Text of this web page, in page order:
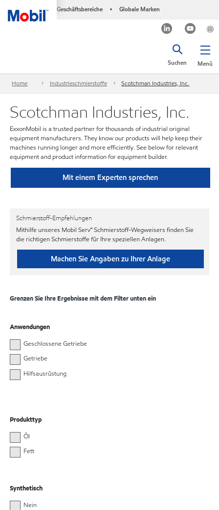
Geschäftsbereiche • Globale Marken
Menü
Suchen
Home Industrieschmierstoffe Scotchman Industries, Inc.
Scotchman Industries, Inc.
ExxonMobil is a trusted partner for thousands of industrial original
equipment manufacturers. They know our products will help keep their
machines running longer and more efficiently. See below for relevant
equipment and product information for equipment builder.
Mit einem Experten sprechen
Schmierstoff-Empfehlungen
Mithilfe unseres Mobil Serv℠ Schmierstoff-Wegweisers finden Sie
die richtigen Schmierstoffe für Ihre speziellen Anlagen.
Machen Sie Angaben zu Ihrer Anlage
Grenzen Sie Ihre Ergebnisse mit dem Filter unten ein
Anwendungen
Geschlossene Getriebe
Getriebe
Hilfsausrüstung
Produkttyp
Öl
Fett
Synthetisch
Nein